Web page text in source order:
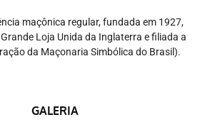
maçônica regular, fundada em 1927,
Loja Unida da Inglaterra e filiada a
da Maçonaria Simbólica do Brasil).
GALERIA